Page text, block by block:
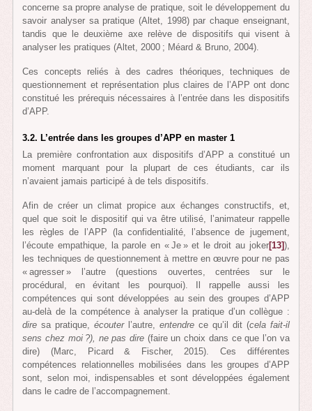
concerne sa propre analyse de pratique, soit le développement du
savoir analyser sa pratique (Altet, 1998) par chaque enseignant,
tandis que le deuxième axe relève de dispositifs qui visent à
analyser les pratiques (Altet, 2000 ; Méard & Bruno, 2004).
Ces concepts reliés à des cadres théoriques, techniques de
questionnement et représentation plus claires de l’APP ont donc
constitué les prérequis nécessaires à l’entrée dans les dispositifs
d’APP.
3.2. L’entrée dans les groupes d’APP en master 1
La première confrontation aux dispositifs d’APP a constitué un
moment marquant pour la plupart de ces étudiants, car ils
n’avaient jamais participé à de tels dispositifs.
Afin de créer un climat propice aux échanges constructifs, et,
quel que soit le dispositif qui va être utilisé, l’animateur rappelle
les règles de l’APP (la confidentialité, l’absence de jugement,
l’écoute empathique, la parole en « Je » et le droit au joker[13]),
les techniques de questionnement à mettre en œuvre pour ne pas
« agresser » l’autre (questions ouvertes, centrées sur le
procédural, en évitant les pourquoi). Il rappelle aussi les
compétences qui sont développées au sein des groupes d’APP
au-delà de la compétence à analyser la pratique d’un collègue :
dire sa pratique,écouterl’autre,entendre ce qu’il dit (cela fait-il
sens chez moi ?), ne pas dire(faire un choix dans ce que l’on va
dire) (Marc, Picard & Fischer, 2015). Ces différentes
compétences relationnelles mobilisées dans les groupes d’APP
sont, selon moi, indispensables et sont développées également
dans le cadre de l’accompagnement.